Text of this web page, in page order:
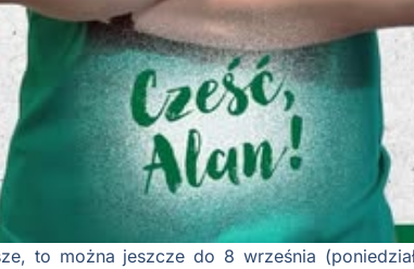
to można jeszcze do 8 września